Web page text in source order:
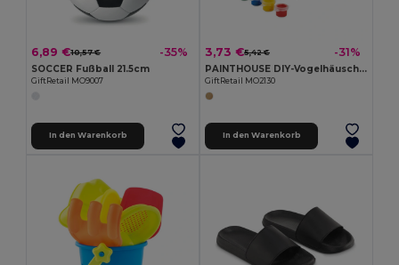
6,89 €10,57 € -35%
SOCCER Fußball 21.5cm
GiftRetail MO9007
In den Warenkorb
3,73 €5,42 € -31%
PAINTHOUSE DIY-Vogelhäuschen
GiftRetail MO2130
In den Warenkorb